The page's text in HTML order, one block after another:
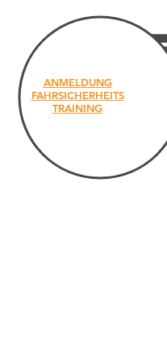
ANMELDUNG
FAHRSICHERHEITS
TRAINING